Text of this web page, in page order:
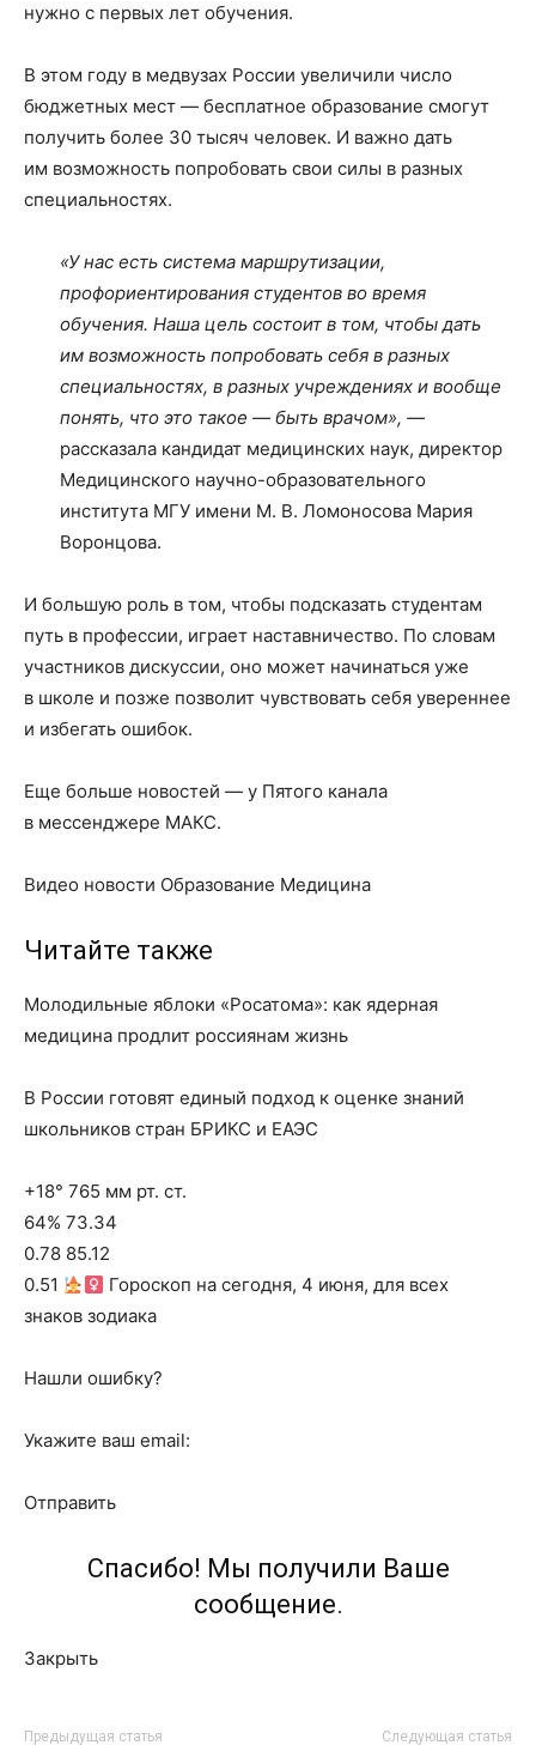
нужно с первых лет обучения.
В этом году в медвузах России увеличили число
бюджетных мест — бесплатное образование смогут
получить более 30 тысяч человек. И важно дать
им возможность попробовать свои силы в разных
специальностях.
«У нас есть система маршрутизации,
профориентирования студентов во время
обучения. Наша цель состоит в том, чтобы дать
им возможность попробовать себя в разных
специальностях, в разных учреждениях и вообще
понять, что это такое — быть врачом», —
рассказала кандидат медицинских наук, директор
Медицинского научно-образовательного
института МГУ имени М. В. Ломоносова Мария
Воронцова.
И большую роль в том, чтобы подсказать студентам
путь в профессии, играет наставничество. По словам
участников дискуссии, оно может начинаться уже
в школе и позже позволит чувствовать себя увереннее
и избегать ошибок.
Еще больше новостей — у Пятого канала
в мессенджере МАКС.
Видео новости Образование Медицина
Читайте также
Молодильные яблоки «Росатома»: как ядерная
медицина продлит россиянам жизнь
В России готовят единый подход к оценке знаний
школьников стран БРИКС и ЕАЭС
+18° 765 мм рт. ст.
64% 73.34
0.78 85.12
0.51
Гороскоп на сегодня, 4 июня, для всех
знаков зодиака
Нашли ошибку?
Укажите ваш email:
Отправить
Спасибо! Мы получили Ваше
сообщение.
Закрыть
Предыдущая статья Следующая статья